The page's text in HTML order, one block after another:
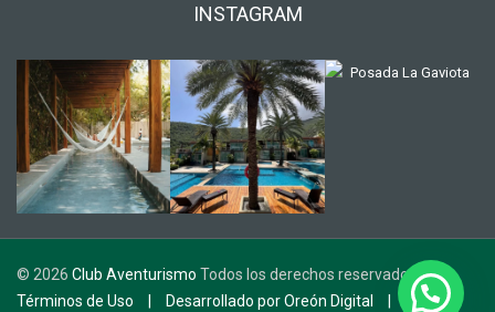
INSTAGRAM
© 2026 Club Aventurismo Todos los derechos reservados
Términos de Uso
Desarrollado por Oreón Digital